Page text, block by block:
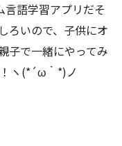
語学習アプリだそ
ろいので、子供にオ
子で一緒にやってみ
ヽ(*´ω｀*)ノ